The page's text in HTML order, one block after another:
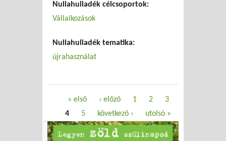
Nullahulladék célcsoportok:
Vállalkozások
Nullahulladék tematika:
újrahasználat
Oldalak« első ‹ előző 1 2
3
4
5 következő › utolsó »